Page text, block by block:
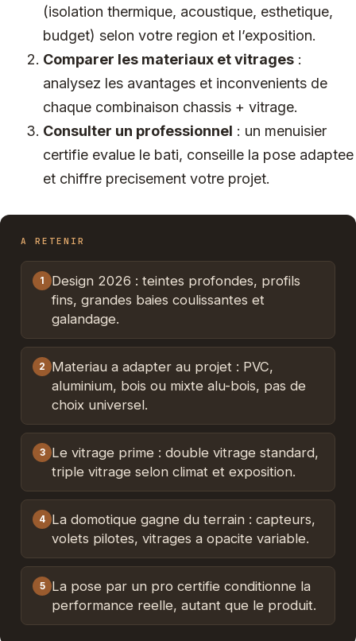
(isolation thermique, acoustique, esthetique,
budget) selon votre region et l’exposition.
Comparer les materiaux et vitrages :
analysez les avantages et inconvenients de
chaque combinaison chassis + vitrage.
Consulter un professionnel : un menuisier
certifie evalue le bati, conseille la pose adaptee
et chiffre precisement votre projet.
A RETENIR
1
Design 2026 : teintes profondes, profils
fins, grandes baies coulissantes et
galandage.
2
Materiau a adapter au projet : PVC,
aluminium, bois ou mixte alu-bois, pas de
choix universel.
3
Le vitrage prime : double vitrage standard,
triple vitrage selon climat et exposition.
4 La domotique gagne du terrain : capteurs,
volets pilotes, vitrages a opacite variable.
5
La pose par un pro certifie conditionne la
performance reelle, autant que le produit.